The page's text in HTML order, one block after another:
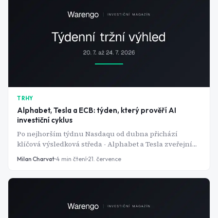
TRHY
Alphabet, Tesla a ECB: týden, který prověří AI
investiční cyklus
Po nejhorším týdnu Nasdaqu od dubna přichází
klíčová výsledková středa - Alphabet a Tesla zveřejní
čísla ve stejný den. ECB by měla ponechat sazby beze
Milan Charvat 4 min čtení 21. července